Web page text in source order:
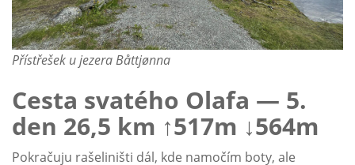
Přístřešek u jezera Båttjønna
Cesta svatého Olafa — 5.
den 26,5 km ↑517m ↓564m
Pokračuju rašeliništi dál, kde namočím boty, ale